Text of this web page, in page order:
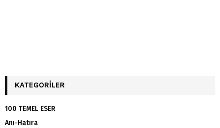
KATEGORILER
100 TEMEL ESER
Anı-Hatıra